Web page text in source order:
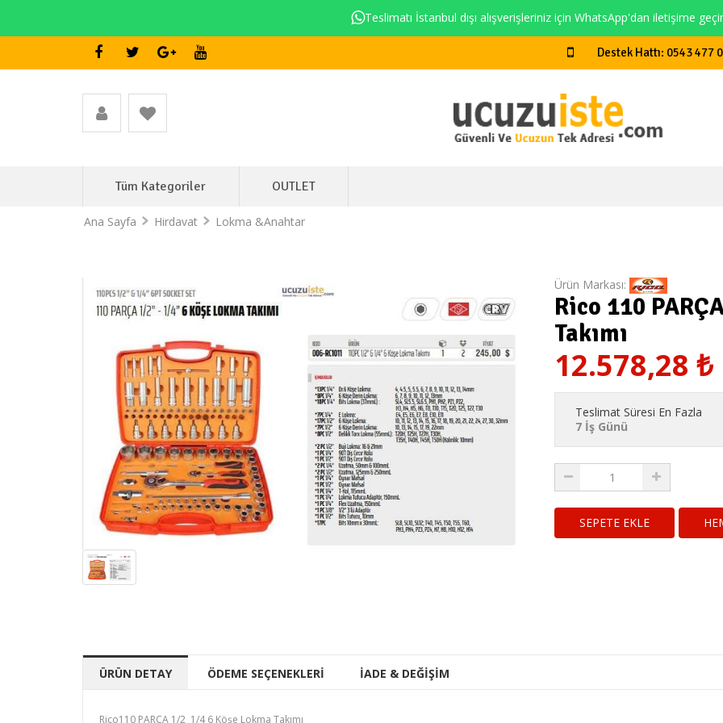
Teslimatı İstanbul dışı alışverişleriniz için WhatsApp'dan iletişime
Destek Hattı: 0543 477
Tüm Kategoriler OUTLET
Ana Sayfa Hirdavat Lokma &Anahtar
Ürün Markası:
Rico 110
Takımı
12.578,28 ₺
Teslimat Süresi En Fazla
7 İş Günü
ÜRÜN DETAY ÖDEME SEÇENEKLERİ İADE & DEĞİŞİM
Rico110 PARÇA 1/2 1/4 6 Köşe Lokma Takımı